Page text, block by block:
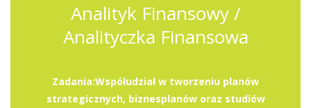
Analityk Finansowy /
Analityczka Finansowa
Zadania:Współudział w tworzeniu planów
strategicznych, biznesplanów oraz studiów